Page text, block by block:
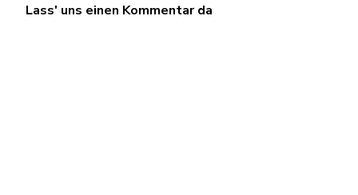
Lass' uns einen Kommentar da